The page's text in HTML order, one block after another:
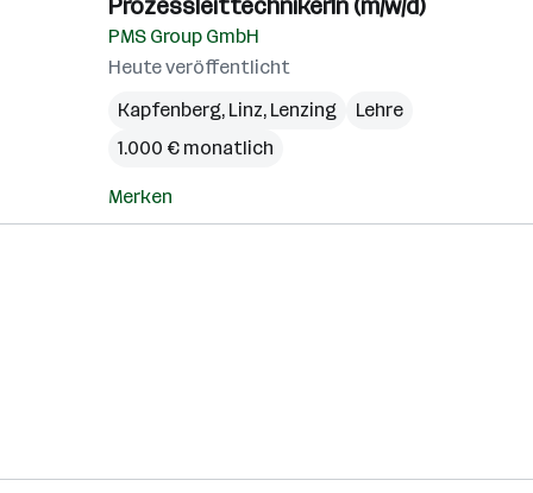
ProzessleittechnikerIn (m/w/d)
PMS Group GmbH
Heute veröffentlicht
Kapfenberg, Linz, Lenzing
Lehre
1.000 € monatlich
Merken